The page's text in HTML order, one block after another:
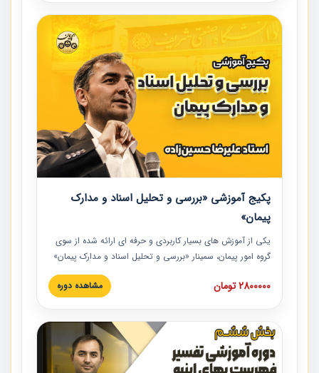
مدارک پیمان به همراه تجربیات عملی ارائه شده است.
پکیج آموزشی «بررسی و تحلیل اسناد و مدارک
پیمان»
یکی از آموزش‏‏‏‏‏‏ های بسیار کاربردی و حرفه‏ ای ارائه شده از سوی
گروه امور پیمان، سمینار «بررسی و تحلیل اسناد و مدارک پیمان»
است که در دانشگاه صنعتی شریف ارائه شد. در این آموزش
نکات کلیدی مربوط به اسناد و مدارک پیمان، اولویت بندی اسناد
پیمان به همراه تجربیات عملی در این خصوص ارائه شده است.
2800000 تومان مشاهده دوره